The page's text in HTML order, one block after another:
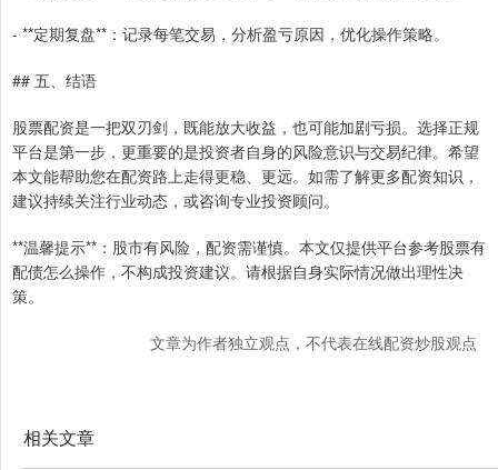
- **定期复盘**：记录每笔交易，分析盈亏原因，优化操作策略。
## 五、结语
股票配资是一把双刃剑，既能放大收益，也可能加剧亏损。选择正规
平台是第一步，更重要的是投资者自身的风险意识与交易纪律。希望
本文能帮助您在配资路上走得更稳、更远。如需了解更多配资知识，
建议持续关注行业动态，或咨询专业投资顾问。
**温馨提示**：股市有风险，配资需谨慎。本文仅提供平台参考股票有
配债怎么操作，不构成投资建议。请根据自身实际情况做出理性决
策。
文章为作者独立观点，不代表在线配资炒股观点
相关文章